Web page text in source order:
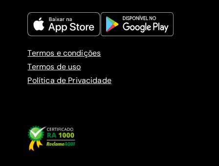
Termos e condições
Termos de uso
Política de Privacidade